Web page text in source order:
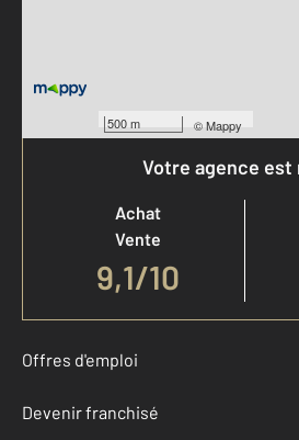
500 m ©Mappy
Votre agence est
Achat
Vente
9,1/10
Offres d'emploi
Devenir franchisé